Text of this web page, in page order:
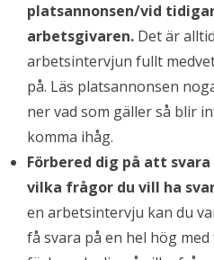
platsannonsen/vid
arbetsgivaren. Det är
arbetsintervjun fullt
på. Läs platsannonsen
ner vad som gäller så blir
komma ihåg.
Förbered dig på att
vilka frågor du vill ha
en arbetsintervju kan du
få svara på en hel hög